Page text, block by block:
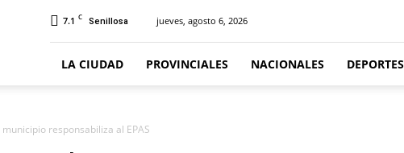
7.1 C Senillosa jueves, agosto 6, 2026
LA CIUDAD PROVINCIALES NACIONALES DEPORTES
responsabiliza al EPAS